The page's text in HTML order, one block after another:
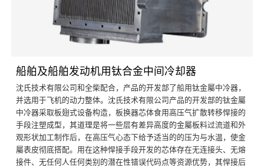
船舶及船舶发动机用钛合金中间冷却器
沈氏技术有限公司和全柴配合，产品的开发部了船用钛金屬中冷器，
并选用于飞机的动力整体。沈氏技术有限公司产品的开发部的钛金屬
中冷器采取板翅式设备构造，板换器芯体食用高压气扩散转移悍接的
手段注塑成型，其道理是将一些层有差异高度的金屬板料过流道和外
观形状加工制作后，在高压气心态下给予适当的的压为与水温，使金
屬表皮彻底搭配。用在这种悍接手段开发的芯体存在无连接头、无熔
接件、无任何人任何类别的潜在性错误代码点等资源优势，其悍接后